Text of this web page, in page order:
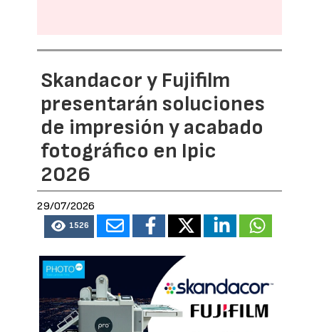
Skandacor y Fujifilm
presentarán soluciones
de impresión y acabado
fotográfico en Ipic
2026
29/07/2026
1526